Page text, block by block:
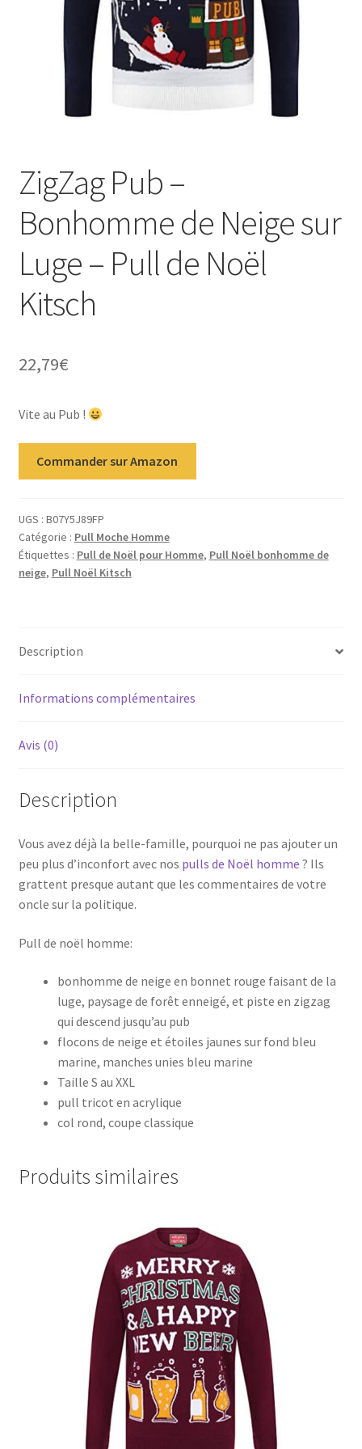
ZigZag Pub –
Bonhomme de Neige sur
Luge – Pull de Noël
Kitsch
22,79€
Vite au Pub !
Commander sur Amazon
UGS : B07Y5J89FP
Catégorie : Pull Moche Homme
Étiquettes : Pull de Noël pour Homme, Pull Noël bonhomme de
neige, Pull Noël Kitsch
Description
Informations complémentaires
Avis (0)
Description
Vous avez déjà la belle-famille, pourquoi ne pas ajouter un
peu plus d’inconfort avec nos pulls de Noël homme ? Ils
grattent presque autant que les commentaires de votre
oncle sur la politique.
Pull de noël homme:
bonhomme de neige en bonnet rouge faisant de la
luge, paysage de forêt enneigé, et piste en zigzag
qui descend jusqu’au pub
flocons de neige et étoiles jaunes sur fond bleu
marine, manches unies bleu marine
Taille S au XXL
pull tricot en acrylique
col rond, coupe classique
Produits similaires